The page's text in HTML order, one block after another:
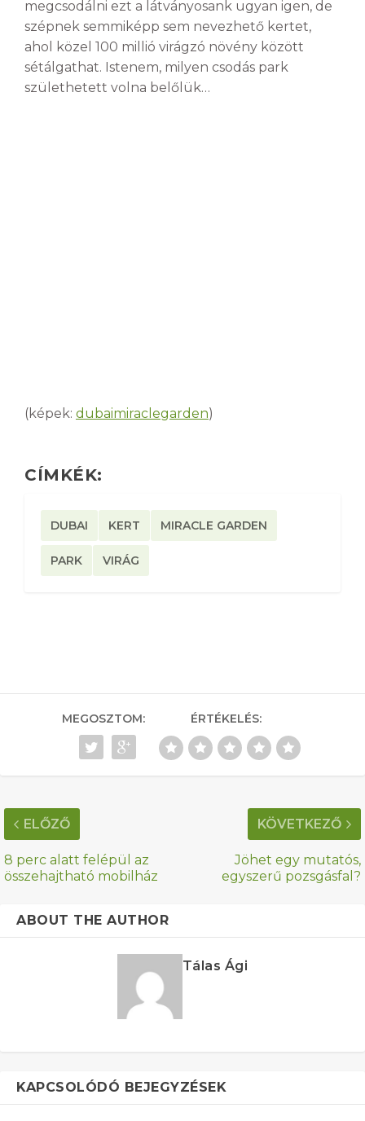
megcsodálni ezt a látványosank ugyan igen, de
szépnek semmiképp sem nevezhető kertet,
ahol közel 100 millió virágzó növény között
sétálgathat. Istenem, milyen csodás park
születhetett volna belőlük…
(képek: dubaimiraclegarden)
CÍMKÉK:
DUBAI KERT MIRACLE GARDEN
PARK VIRÁG
MEGOSZTOM: ÉRTÉKELÉS:
ELŐZŐ
8 perc alatt felépül az
összehajtható mobilház
KÖVETKEZŐ
Jöhet egy mutatós,
egyszerű pozsgásfal?
ABOUT THE AUTHOR
Tálas Ági
KAPCSOLÓDÓ BEJEGYZÉSEK